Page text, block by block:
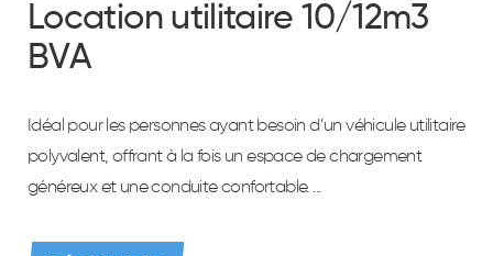
Location utilitaire 10/12m3
BVA
Idéal pour les personnes ayant besoin d’un véhicule utilitaire
polyvalent, offrant à la fois un espace de chargement
généreux et une conduite confortable. ...